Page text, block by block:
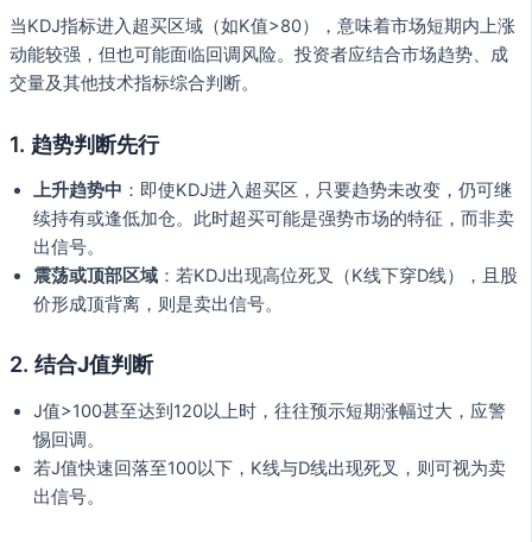
当KDJ指标进入超买区域（如K值>80），意味着市场短期内上涨
动能较强，但也可能面临回调风险。投资者应结合市场趋势、成
交量及其他技术指标综合判断。
1. 趋势判断先行
上升趋势中 ：即使KDJ进入超买区，只要趋势未改变，仍可继
续持有或逢低加仓。此时超买可能是强势市场的特征，而非卖
出信号。
震荡或顶部区域 ：若KDJ出现高位死叉（K线下穿D线），且股
价形成顶背离，则是卖出信号。
2. 结合J值判断
J值>100甚至达到120以上时，往往预示短期涨幅过大，应警
惕回调。
若J值快速回落至100以下，K线与D线出现死叉，则可视为卖
出信号。